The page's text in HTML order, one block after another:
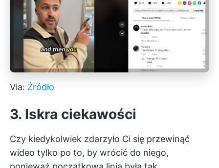
Via: Źródło
3. Iskra ciekawości
Czy kiedykolwiek zdarzyło Ci się przewinąć
wideo tylko po to, by wrócić do niego,